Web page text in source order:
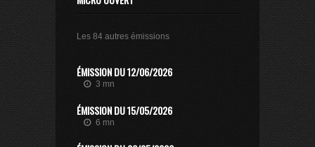
Les 84 autres émissions
ÉMISSION DU 12/06/2026
3 mn
ÉMISSION DU 15/05/2026
6 mn